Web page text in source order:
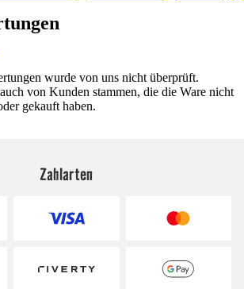
wurde von uns nicht überprüft.
von Kunden stammen, die die Ware nicht
gekauft haben.
Zahlarten